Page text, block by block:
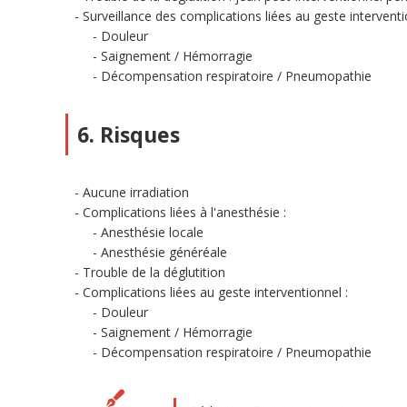
Surveillance des complications liées au geste
Douleur
Saignement / Hémorragie
Décompensation respiratoire / Pneumopathie
6. Risques
Aucune irradiation
Complications liées à l'anesthésie :
Anesthésie locale
Anesthésie généréale
Trouble de la déglutition
Complications liées au geste interventionnel :
Douleur
Saignement / Hémorragie
Décompensation respiratoire / Pneumopathie